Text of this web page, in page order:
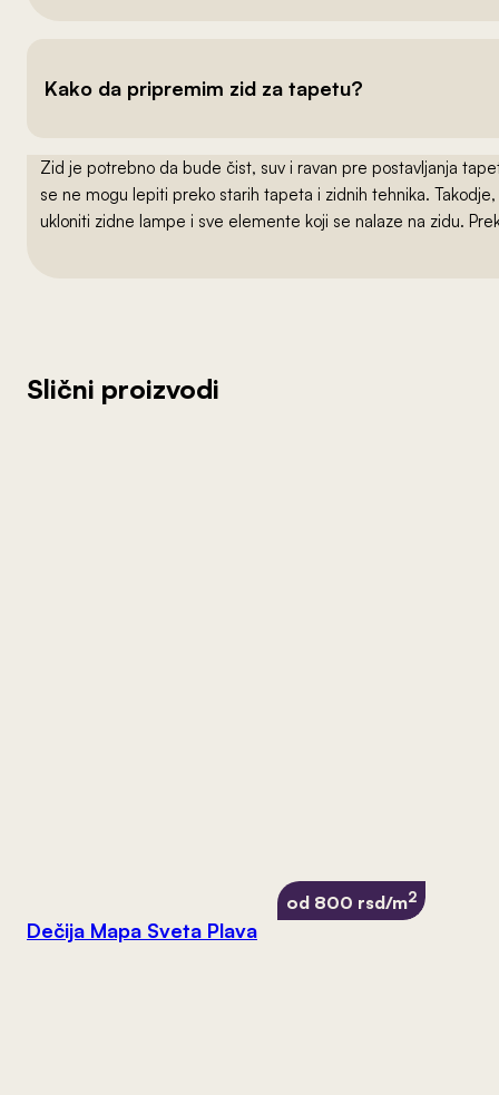
Kako da pripremim zid za tapetu?
Zid je potrebno da bude čist, suv i ravan pre postavljanja
se ne mogu lepiti preko starih tapeta i zidnih tehnika.
ukloniti zidne lampe i sve elemente koji se nalaze na zidu.
Slični proizvodi
od 800 rsd/m2
Dečija Mapa Sveta Plava